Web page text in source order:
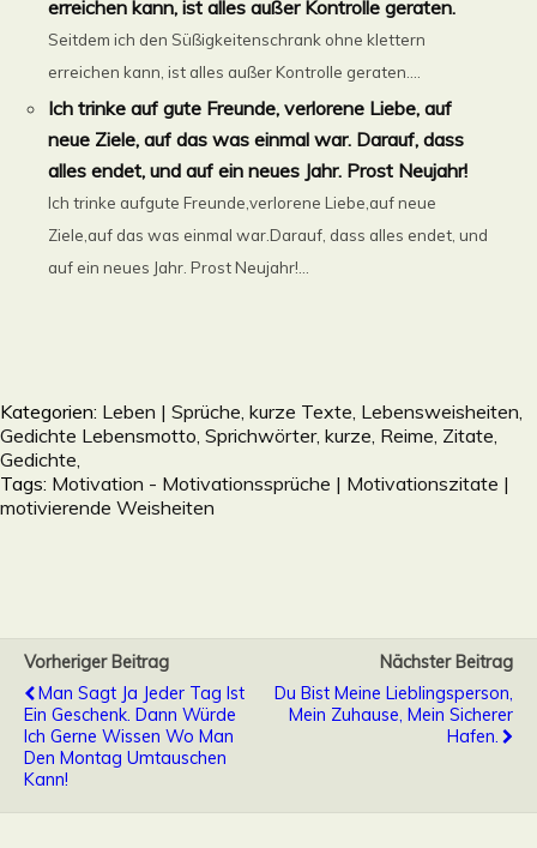
erreichen kann, ist alles außer Kontrolle geraten.
Seitdem ich den Süßigkeitenschrank ohne klettern
erreichen kann, ist alles außer Kontrolle geraten....
Ich trinke auf gute Freunde, verlorene Liebe, auf
neue Ziele, auf das was einmal war. Darauf, dass
alles endet, und auf ein neues Jahr. Prost Neujahr!
Ich trinke aufgute Freunde,verlorene Liebe,auf neue
Ziele,auf das was einmal war.Darauf, dass alles endet, und
auf ein neues Jahr. Prost Neujahr!...
Kategorien: Leben | Sprüche, kurze Texte, Lebensweisheiten,
Gedichte Lebensmotto, Sprichwörter, kurze, Reime, Zitate,
Gedichte,
Tags: Motivation - Motivationssprüche | Motivationszitate |
motivierende Weisheiten
Vorheriger Beitrag
Man Sagt Ja Jeder Tag Ist
Ein Geschenk. Dann Würde
Ich Gerne Wissen Wo Man
Den Montag Umtauschen
Kann!
Nächster Beitrag
Du Bist Meine Lieblingsperson,
Mein Zuhause, Mein Sicherer
Hafen.